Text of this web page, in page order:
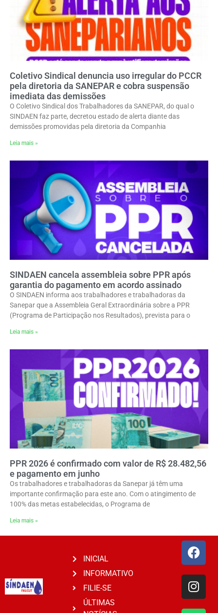
Coletivo Sindical denuncia uso irregular do PCCR
pela diretoria da SANEPAR e cobra suspensão
imediata das demissões
O Coletivo Sindical dos Trabalhadores da SANEPAR, do qual o
SINDAEN faz parte, decretou estado de alerta diante das
demissões promovidas pela diretoria da Companhia
Leia mais »
SINDAEN cancela assembleia sobre PPR após
garantia do pagamento em acordo assinado
O SINDAEN informa aos trabalhadores e trabalhadoras da
Sanepar que a Assembleia Geral Extraordinária sobre a PPR
(Programa de Participação nos Resultados), prevista para o
Leia mais »
PPR 2026 é confirmado com valor de R$ 28.482,56
e pagamento em junho
Os trabalhadores e trabalhadoras da Sanepar já têm uma
importante confirmação para este ano. Com o atingimento de
100% das metas estabelecidas, o Programa de
Leia mais »
INICIAL
INFORMATIVO
FILIE-SE
ÚLTIMAS